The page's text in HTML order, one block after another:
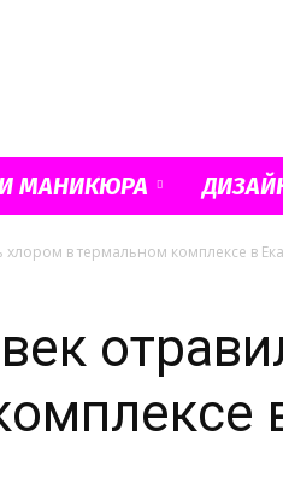
МАНИКЮРА
в термальном комплексе в